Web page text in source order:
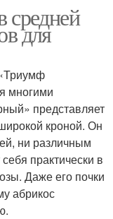
средней
для
многими
представляет
кроной. Он
ни различным
практически в
Даже его почки
абрикос